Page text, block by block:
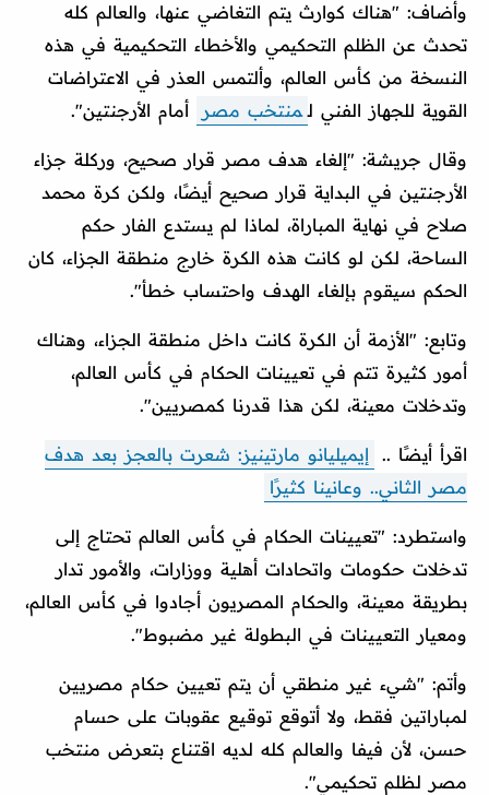
وأضاف: "هناك كوارث يتم التغاضي عنها، والعالم كله
تحدث عن الظلم التحكيمي والأخطاء التحكيمية في هذه
النسخة من كأس العالم، وألتمس العذر في الاعتراضات
القوية للجهاز الفني ل منتخب مصر أمام الأرجنتين".
وقال جريشة: "إلغاء هدف مصر قرار صحيح، وركلة جزاء
الأرجنتين في البداية قرار صحيح أيضًا، ولكن كرة محمد
صلاح في نهاية المباراة، لماذا لم يستدع الفار حكم
الساحة، لكن لو كانت هذه الكرة خارج منطقة الجزاء، كان
الحكم سيقوم بإلغاء الهدف واحتساب خطأ".
وتابع: "الأزمة أن الكرة كانت داخل منطقة الجزاء، وهناك
أمور كثيرة تتم في تعيينات الحكام في كأس العالم،
وتدخلات معينة، لكن هذا قدرنا كمصريين".
اقرأ أيضًا ..
إيميليانو مارتينيز: شعرت بالعجز بعد هدف
مصر الثاني.. وعانينا كثيرًا
واستطرد: "تعيينات الحكام في كأس العالم تحتاج إلى
تدخلات حكومات واتحادات أهلية ووزارات، والأمور تدار
بطريقة معينة، والحكام المصريون أجادوا في كأس العالم،
ومعيار التعيينات في البطولة غير مضبوط".
وأتم: "شيء غير منطقي أن يتم تعيين حكام مصريين
لمباراتين فقط، ولا أتوقع توقيع عقوبات على حسام
حسن، لأن فيفا والعالم كله لديه اقتناع بتعرض منتخب
مصر لظلم تحكيمي".